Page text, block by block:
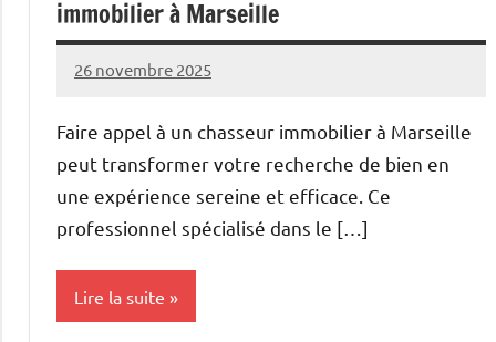
immobilier à Marseille
26 novembre 2025
Pascal
Aucun
Faire appel à un chasseur immobilier à Marseille
peut transformer votre recherche de bien en
une expérience sereine et efficace. Ce
professionnel spécialisé dans le […]
Lire la suite